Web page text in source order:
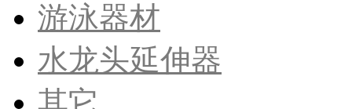
游泳器材
水龙头延伸器